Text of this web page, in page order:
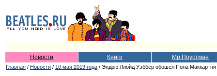
Новости Книги Мр.Поустман
Главная / Новости / 10 мая 2019 года / Эндрю Ллойд Уэббер обошел Пола